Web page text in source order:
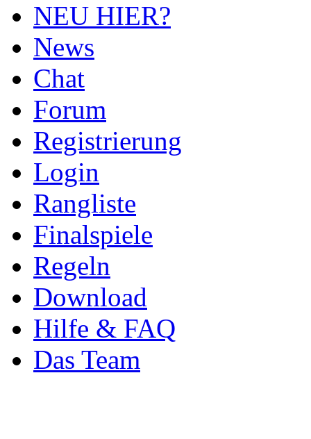
NEU HIER?
News
Chat
Forum
Registrierung
Login
Rangliste
Finalspiele
Regeln
Download
Hilfe & FAQ
Das Team